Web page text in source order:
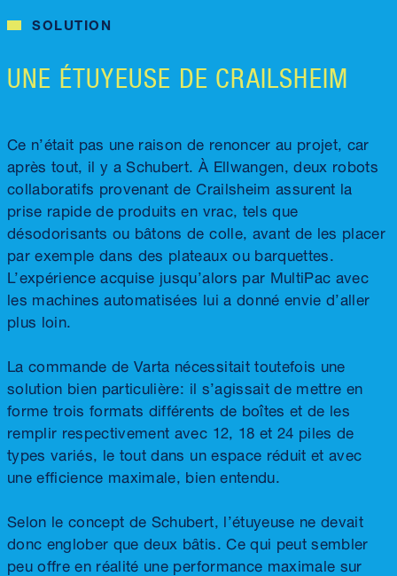
SOLUTION
UNE ÉTUYEUSE DE CRAILSHEIM
Ce n’était pas une raison de renoncer au projet, car
après tout, il y a Schubert. À Ellwangen, deux robots
collaboratifs provenant de Crailsheim assurent la
prise rapide de produits en vrac, tels que
désodorisants ou bâtons de colle, avant de les placer
par exemple dans des plateaux ou barquettes.
L’expérience acquise jusqu’alors par MultiPac avec
les machines automatisées lui a donné envie d’aller
plus loin.
La commande de Varta nécessitait toutefois une
solution bien particulière: il s’agissait de mettre en
forme trois formats différents de boîtes et de les
remplir respectivement avec 12, 18 et 24 piles de
types variés, le tout dans un espace réduit et avec
une efficience maximale, bien entendu.
Selon le concept de Schubert, l’étuyeuse ne devait
donc englober que deux bâtis. Ce qui peut sembler
peu offre en réalité une performance maximale sur